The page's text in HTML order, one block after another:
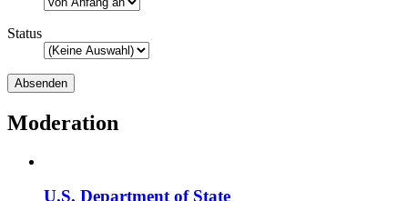
Status
Moderation
U.S. Department of State